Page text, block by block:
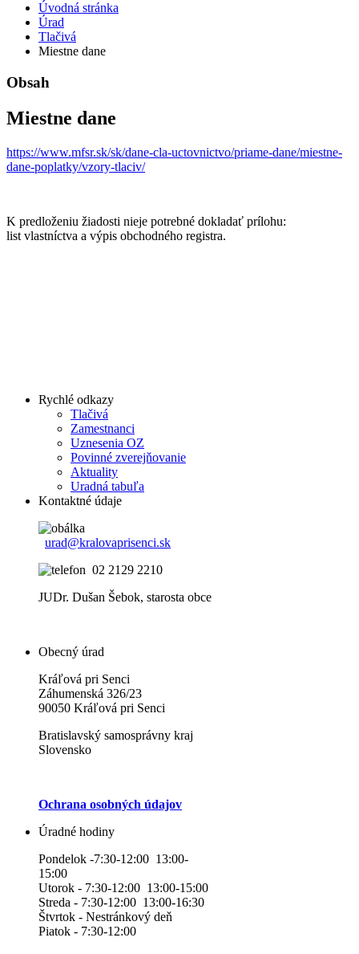
Úvodná stránka
Úrad
Tlačivá
Miestne dane
Obsah
Miestne dane
https://www.mfsr.sk/sk/dane-cla-uctovnictvo/priame-dane/miestne-
dane-poplatky/vzory-tlaciv/
K predloženiu žiadosti nieje potrebné dokladať prílohu:
list vlastníctva a výpis obchodného registra.
Rychlé odkazy
Tlačivá
Zamestnanci
Uznesenia OZ
Povinné zverejňovanie
Aktuality
Uradná tabuľa
Kontaktné údaje
urad@kralovaprisenci.sk
02 2129 2210
JUDr. Dušan Šebok, starosta obce
Obecný úrad
Kráľová pri Senci
Záhumenská 326/23
90050 Kráľová pri Senci
Bratislavský samosprávny kraj
Slovensko
Ochrana osobných údajov
Úradné hodiny
Pondelok -7:30-12:00 13:00-
15:00
Utorok - 7:30-12:00 13:00-15:00
Streda - 7:30-12:00 13:00-16:30
Štvrtok - Nestránkový deň
Piatok - 7:30-12:00